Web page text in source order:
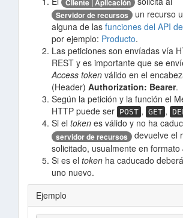
Cliente | Aplicación
Servidor de recursos
un recurso
alguna de las funciones del API
por ejemplo: Producto.
Las peticiones son envíadas vía
REST y es importante que se
Access token válido en el
(Header) Authorization: Bearer.
Según la petición y la función el
HTTP puede ser POST , GET ,
Si el token es válido y no ha
servidor de recursos
devuelve el
solicitado, usualmente en formato
Si es el token ha caducado
uno nuevo.
Ejemplo